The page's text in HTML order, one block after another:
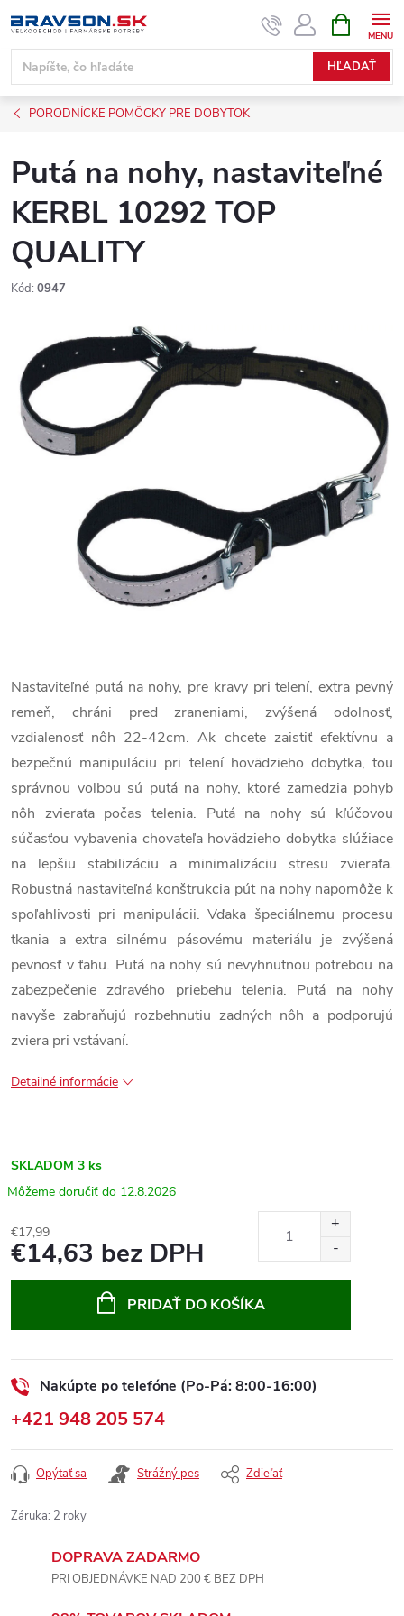
na
obsah
HĽADAŤ
KOŠÍK
PORODNÍCKE POMÔCKY PRE DOBYTOK
Putá na nohy, nastaviteľné
KERBL 10292 TOP
QUALITY
Kód: 0947
Nastaviteľné putá na nohy, pre kravy pri telení, extra pevný
remeň, chráni pred zraneniami, zvýšená odolnosť,
vzdialenosť nôh 22-42cm. Ak chcete zaistiť efektívnu a
bezpečnú manipuláciu pri telení hovädzieho dobytka, tou
správnou voľbou sú putá na nohy, ktoré zamedzia pohyb
nôh zvieraťa počas telenia. Putá na nohy sú kľúčovou
súčasťou vybavenia chovateľa hovädzieho dobytka slúžiace
na lepšiu stabilizáciu a minimalizáciu stresu zvieraťa.
Robustná nastaviteľná konštrukcia pút na nohy napomôže k
spoľahlivosti pri manipulácii. Vďaka špeciálnemu procesu
tkania a extra silnému pásovému materiálu je zvýšená
pevnosť v ťahu. Putá na nohy sú nevyhnutnou potrebou na
zabezpečenie zdravého priebehu telenia. Putá na nohy
navyše zabraňujú rozbehnutiu zadných nôh a podporujú
zviera pri vstávaní.
Detailné informácie
SKLADOM 3 ks
12.8.2026
€17,99
€14,63 bez DPH
PRIDAŤ DO KOŠÍKA
Nakúpte po telefóne (Po-Pá: 8:00-16:00)
+421 948 205 574
Opýtať sa Strážný pes Zdieľať
Záruka: 2 roky
DOPRAVA ZADARMO
PRI OBJEDNÁVKE NAD 200 € BEZ DPH